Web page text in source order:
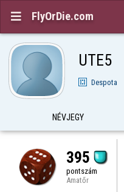
 FlyOrDie.com
UTE5
Despota
NÉVJEGY
395
pontszám
Amatőr